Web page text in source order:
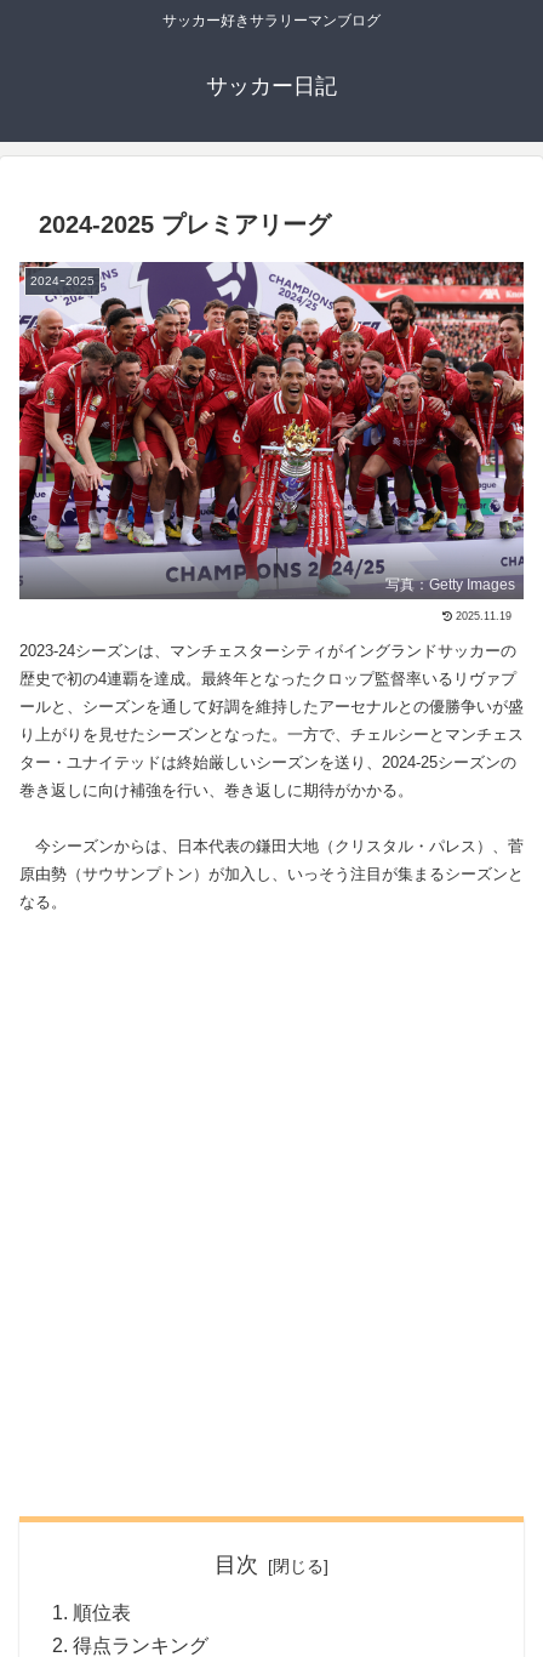
サッカー好きサラリーマンブログ
サッカー日記
2024-2025 プレミアリーグ
2024ｰ2025
写真：Getty Images
2025.11.19
2023-24シーズンは、マンチェスターシティがイングランドサッカーの
歴史で初の4連覇を達成。最終年となったクロップ監督率いるリヴァプ
ールと、シーズンを通して好調を維持したアーセナルとの優勝争いが盛
り上がりを見せたシーズンとなった。一方で、チェルシーとマンチェス
ター・ユナイテッドは終始厳しいシーズンを送り、2024-25シーズンの
巻き返しに向け補強を行い、巻き返しに期待がかかる。
今シーズンからは、日本代表の鎌田大地（クリスタル・パレス）、菅
原由勢（サウサンプトン）が加入し、いっそう注目が集まるシーズンと
なる。
目次
順位表
得点ランキング